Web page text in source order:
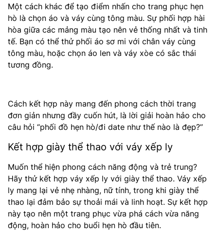
Một cách khác để tạo điểm nhấn cho trang phục hẹn
hò là chọn áo và váy cùng tông màu. Sự phối hợp hài
hòa giữa các mảng màu tạo nên vẻ thống nhất và tinh
tế. Bạn có thể thử phối áo sơ mi với chân váy cùng
tông màu, hoặc chọn áo len và váy xòe có sắc thái
tương đồng.
Cách kết hợp này mang đến phong cách thời trang
đơn giản nhưng đầy cuốn hút, là lời giải hoàn hảo cho
câu hỏi “phối đồ hẹn hò/đi date như thế nào là đẹp?”
Kết hợp giày thể thao với váy xếp ly
Muốn thể hiện phong cách năng động và trẻ trung?
Hãy thử kết hợp váy xếp ly với giày thể thao. Váy xếp
ly mang lại vẻ nhẹ nhàng, nữ tính, trong khi giày thể
thao lại đảm bảo sự thoải mái và linh hoạt. Sự kết hợp
này tạo nên một trang phục vừa phá cách vừa năng
động, hoàn hảo cho buổi hẹn hò đầu tiên.